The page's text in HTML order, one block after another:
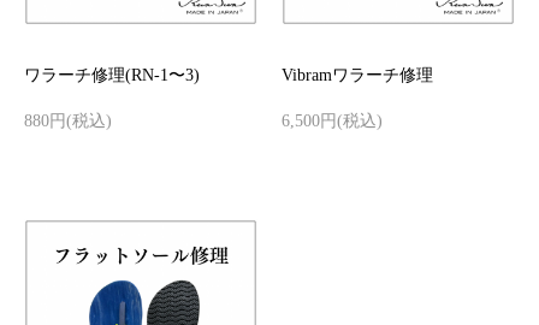
ワラーチ修理(RN-1〜3)
880円(税込)
Vibramワラーチ修理
6,500円(税込)